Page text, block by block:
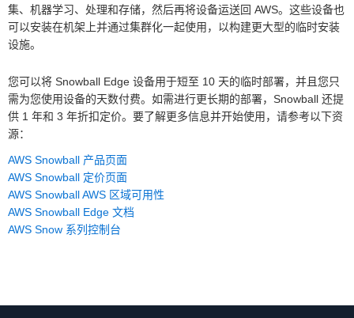
集、机器学习、处理和存储，然后再将设备运送回 AWS。这些设备也
可以安装在机架上并通过集群化一起使用，以构建更大型的临时安装
设施。
您可以将 Snowball Edge 设备用于短至 10 天的临时部署，并且您只
需为您使用设备的天数付费。如需进行更长期的部署，Snowball 还提
供 1 年和 3 年折扣定价。要了解更多信息并开始使用，请参考以下资
源：
AWS Snowball 产品页面
AWS Snowball 定价页面
AWS Snowball AWS 区域可用性
AWS Snowball Edge 文档
AWS Snow 系列控制台